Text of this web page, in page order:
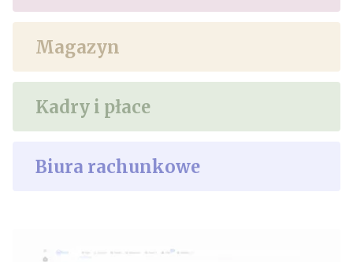
Magazyn
Kadry i płace
Biura rachunkowe